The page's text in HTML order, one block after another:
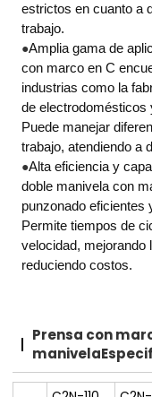
estrictos en cuanto a
trabajo.
●Amplia gama de
con marco en C
industrias como la
de electrodomésticos
Puede manejar
trabajo, atendiendo a
●Alta eficiencia y
doble manivela con
punzonado eficientes
Permite tiempos de
velocidad, mejorando
reduciendo costos.
Prensa con
manivela